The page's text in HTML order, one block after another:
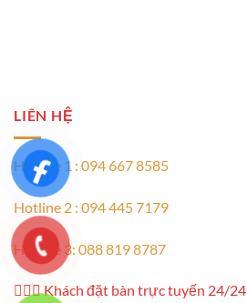
LIÊN HỆ
Hotline 1 : 094 667 8585
Hotline 2 : 094 445 7179
Hotline 3: 088 819 8787
💁🏻‍♀️ Khách đặt bàn trực tuyến 24/24